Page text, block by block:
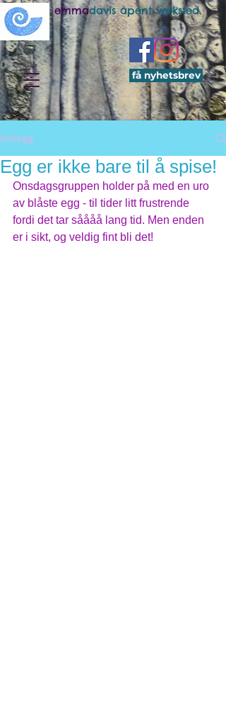
emmadavis åpent verksted
få nyhetsbrev
Innlegg
Egg er ikke bare til å spise!
Onsdagsgruppen holder på med en uro
av blåste egg - til tider litt frustrende
fordi det tar såååå lang tid. Men enden
er i sikt, og veldig fint bli det!